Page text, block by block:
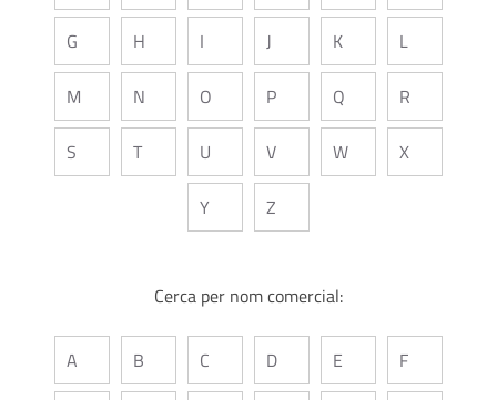
G H I J K L
M N O P Q R
S T U V W X
Y Z
Cerca per nom comercial:
A B C D E F